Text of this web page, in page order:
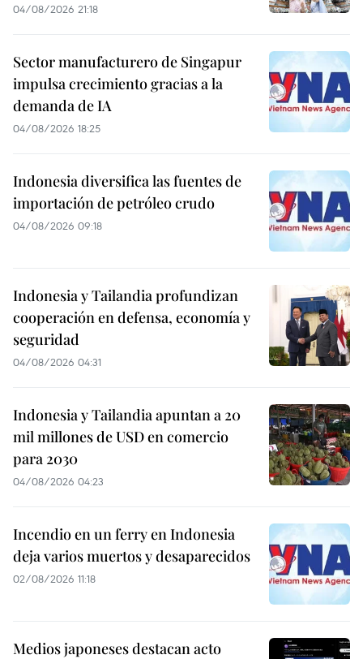
04/08/2026 21:18
Sector manufacturero de Singapur
impulsa crecimiento gracias a la
demanda de IA
04/08/2026 18:25
Indonesia diversifica las fuentes de
importación de petróleo crudo
04/08/2026 09:18
Indonesia y Tailandia profundizan
cooperación en defensa, economía y
seguridad
04/08/2026 04:31
Indonesia y Tailandia apuntan a 20
mil millones de USD en comercio
para 2030
04/08/2026 04:23
Incendio en un ferry en Indonesia
deja varios muertos y desaparecidos
02/08/2026 11:18
Medios japoneses destacan acto